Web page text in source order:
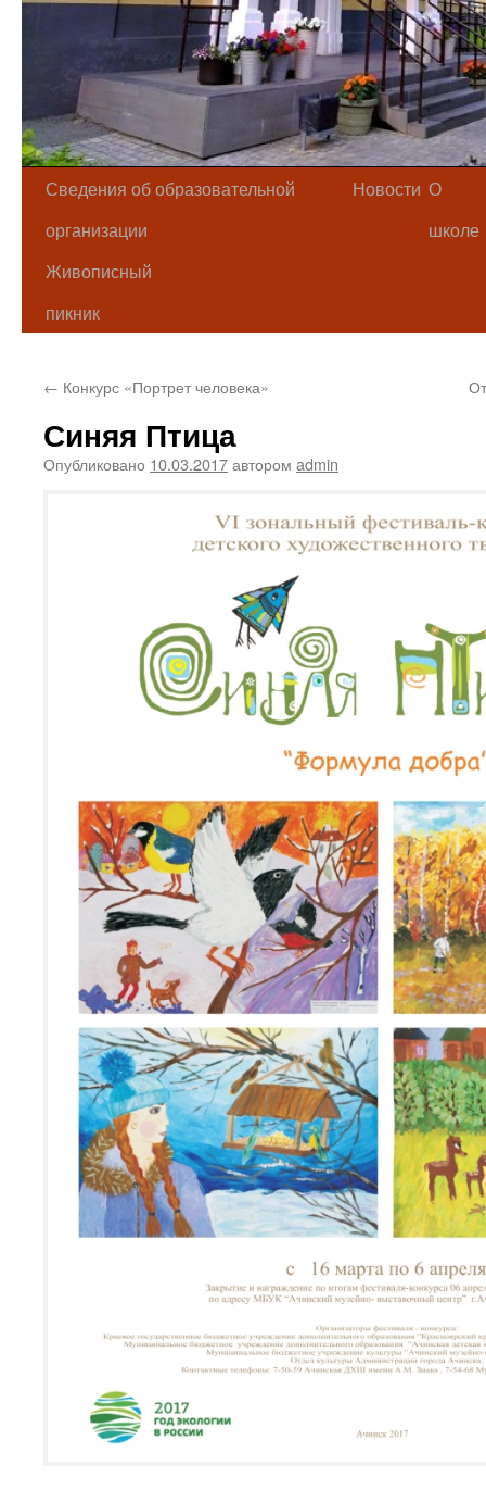
Сведения об образовательной
организации
Новости О
школе
Живописный
пикник
← Конкурс «Портрет человека»
Синяя Птица
Опубликовано 10.03.2017автором admin